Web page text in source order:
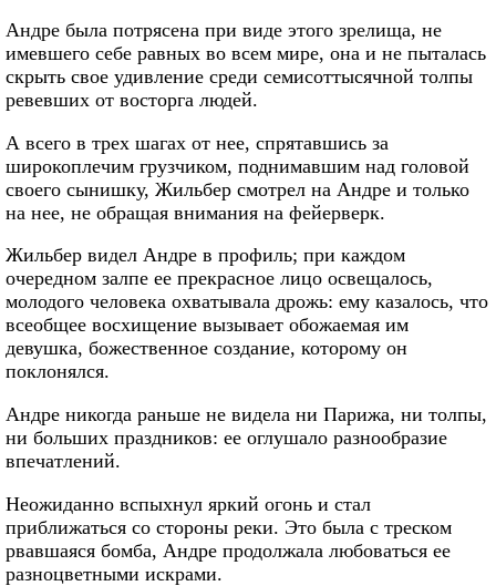
Андре была потрясена при виде этого зрелища, не
имевшего себе равных во всем мире, она и не пыталась
скрыть свое удивление среди семисоттысячной толпы
ревевших от восторга людей.
А всего в трех шагах от нее, спрятавшись за
широкоплечим грузчиком, поднимавшим над головой
своего сынишку, Жильбер смотрел на Андре и только
на нее, не обращая внимания на фейерверк.
Жильбер видел Андре в профиль; при каждом
очередном залпе ее прекрасное лицо освещалось,
молодого человека охватывала дрожь: ему казалось, что
всеобщее восхищение вызывает обожаемая им
девушка, божественное создание, которому он
поклонялся.
Андре никогда раньше не видела ни Парижа, ни толпы,
ни больших праздников: ее оглушало разнообразие
впечатлений.
Неожиданно вспыхнул яркий огонь и стал
приближаться со стороны реки. Это была с треском
рвавшаяся бомба, Андре продолжала любоваться ее
разноцветными искрами.